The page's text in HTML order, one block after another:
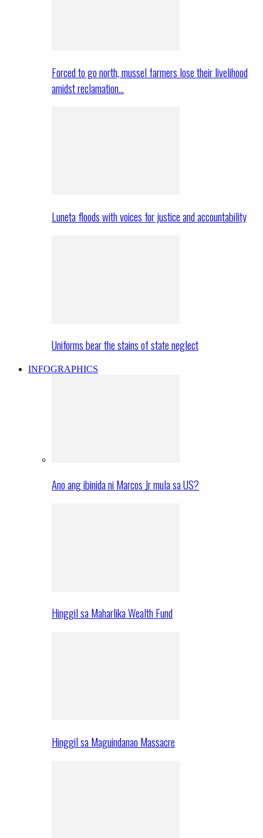
Forced to go north, mussel farmers lose their livelihood
amidst reclamation…
Luneta floods with voices for justice and accountability
Uniforms bear the stains of state neglect
INFOGRAPHICS
Ano ang ibinida ni Marcos Jr mula sa US?
Hinggil sa Maharlika Wealth Fund
Hinggil sa Maguindanao Massacre